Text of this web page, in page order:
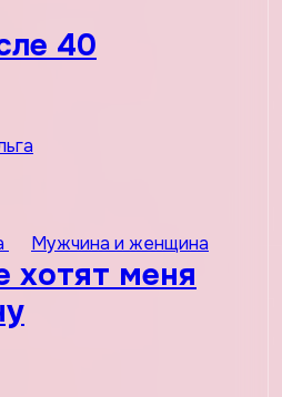
40
Мужчина и женщина
хотят меня